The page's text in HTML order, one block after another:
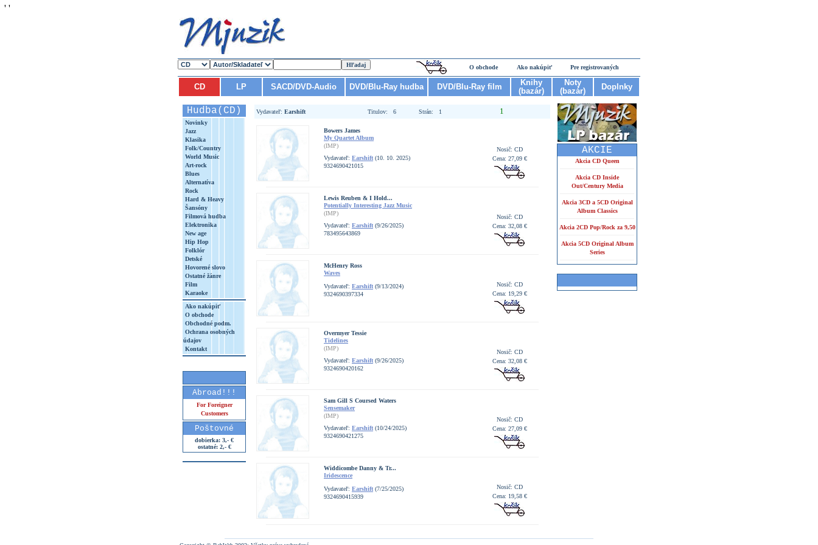
' '
O obchode Ako nakúpiť Pre registrovaných
CD LP SACD/DVD-Audio DVD/Blu-Ray hudba DVD/Blu-Ray film
Knihy
(bazár)
Noty
(bazár)
Doplnky
Hudba(CD)
Novinky
Jazz
Klasika
Folk/Country
World Music
Art-rock
Blues
Alternatíva
Rock
Hard & Heavy
Šansóny
Filmová hudba
Elektronika
New age
Hip Hop
Folklór
Detské
Hovorené slovo
Ostatné žánre
Film
Karaoke
Ako nakúpiť
O obchode
Obchodné podm.
Ochrana osobných
údajov
Kontakt
Abroad!!!
For Foreigner
Customers
Poštovné
dobierka: 3,- €
ostatné: 2,- €
Vydavateľ: Earshift Titulov: 6 Strán: 1 1
Bowers James
My Quartet Album
(IMP)
Vydavateľ: Earshift (10. 10. 2025)
9324690421015
Nosič: CD
Cena: 27,09 €
Lewis Reuben & I Hold...
Potentially Interesting Jazz Music
(IMP)
Vydavateľ: Earshift (9/26/2025)
783495643869
Nosič: CD
Cena: 32,08 €
McHenry Ross
Waves
Vydavateľ: Earshift (9/13/2024)
9324690397334
Nosič: CD
Cena: 19,29 €
Overmyer Tessie
Tidelines
(IMP)
Vydavateľ: Earshift (9/26/2025)
9324690420162
Nosič: CD
Cena: 32,08 €
Sam Gill S Coursed Waters
Sensemaker
(IMP)
Vydavateľ: Earshift (10/24/2025)
9324690421275
Nosič: CD
Cena: 27,09 €
Widdicombe Danny & Tr...
Iridescence
Vydavateľ: Earshift (7/25/2025)
9324690415939
Nosič: CD
Cena: 19,58 €
AKCIE
Akcia CD Queen
Akcia CD Inside
Out/Century Media
Akcia 3CD a 5CD Original
Album Classics
Akcia 2CD Pop/Rock za 9,50
Akcia 5CD Original Album
Series